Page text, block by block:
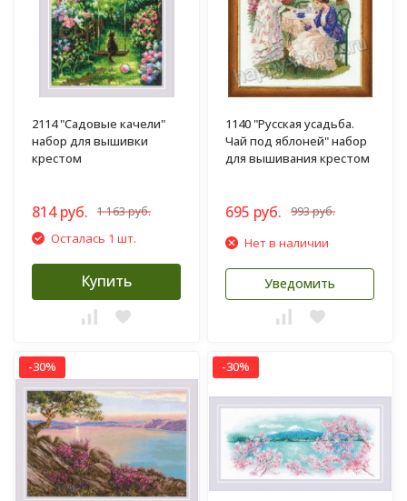
2114 "Садовые качели"
набор для вышивки
крестом
814 руб. 1 163 руб.
Осталась 1 шт.
Купить
1140 "Русская усадьба.
Чай под яблоней" набор
для вышивания крестом
695 руб. 993 руб.
Нет в наличии
Уведомить
-30% -30%